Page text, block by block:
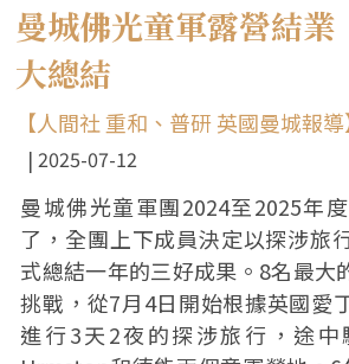
曼城佛光童軍露營結
大總結
【人間社 重和、普研 英國曼城報導
2025-07-12
曼城佛光童軍團2024至2025年
了，全團上下成員決定以探涉旅
式總結一年的三好成果。8名最大
挑戰，從7月4日開始根據英國愛
進行3天2夜的探涉旅行，途中